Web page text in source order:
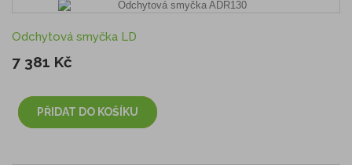
Odchytová smyčka LD
7 381 Kč
PŘIDAT DO KOŠÍKU